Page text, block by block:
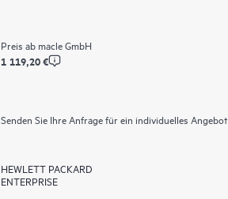
Preis ab macle GmbH
1 119,20 €
Senden Sie Ihre Anfrage für ein individuelles Angebot
HEWLETT PACKARD
ENTERPRISE